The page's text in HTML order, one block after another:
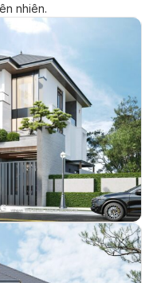
nhiên.